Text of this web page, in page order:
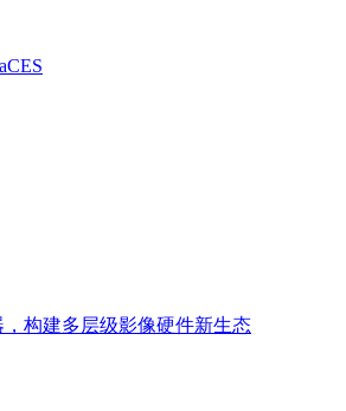
CES
构建多层级影像硬件新生态